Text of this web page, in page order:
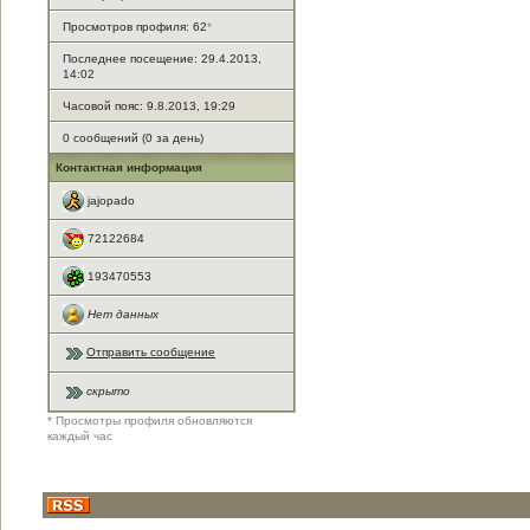
Просмотров профиля: 62*
Последнее посещение: 29.4.2013,
14:02
Часовой пояс: 9.8.2013, 19:29
0 сообщений (0 за день)
Контактная информация
jajopado
72122684
193470553
Нет данных
Отправить сообщение
скрыто
* Просмотры профиля обновляются
каждый час